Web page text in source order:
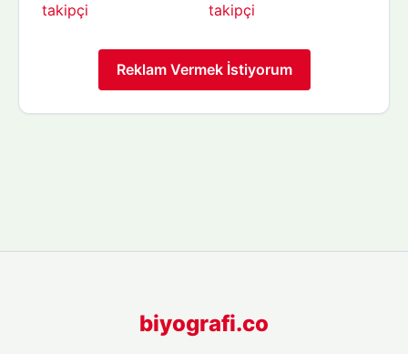
Reklam Vermek İstiyorum
biyografi.co